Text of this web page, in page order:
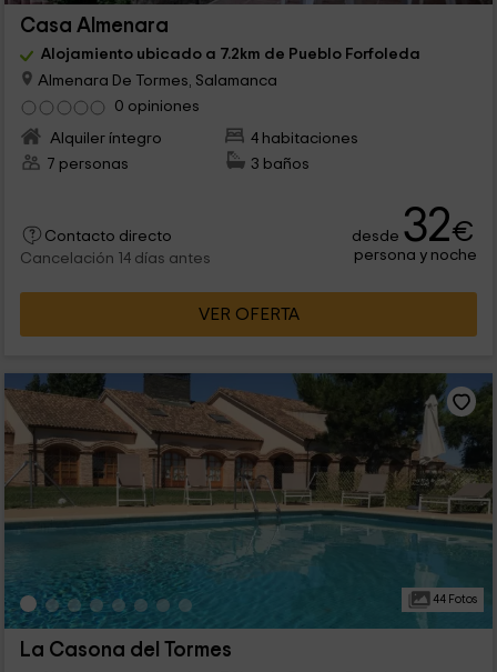
Casa Almenara
Alojamiento ubicado a 7.2km de Pueblo Forfoleda
Almenara De Tormes, Salamanca
0 opiniones
Alquiler íntegro
4 habitaciones
7 personas
3 baños
Contacto directo
Cancelación 14 días antes
desde 32€
persona y noche
VER OFERTA
44 Fotos
La Casona del Tormes